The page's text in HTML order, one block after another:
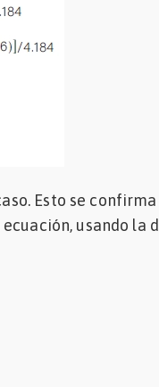
Esto se
usando la